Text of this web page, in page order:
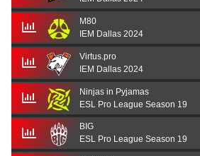
M80
IEM Dallas 2024
Virtus.pro
IEM Dallas 2024
Ninjas in Pyjamas
ESL Pro League Season 19
BIG
ESL Pro League Season 19